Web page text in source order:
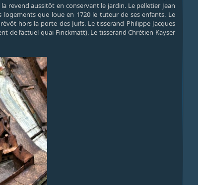
revend aussitôt en conservant le jardin. Le pelletier Jean
que loue en 1720 le tuteur de ses enfants. Le
hors la porte des Juifs. Le tisserand Philippe Jacques
de l’actuel quai Finckmatt). Le tisserand Chrétien Kayser